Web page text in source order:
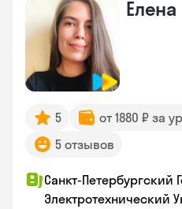
Елена
5 от 1880 ₽ за
5 отзывов
Санкт-Петербургский
Электротехнический